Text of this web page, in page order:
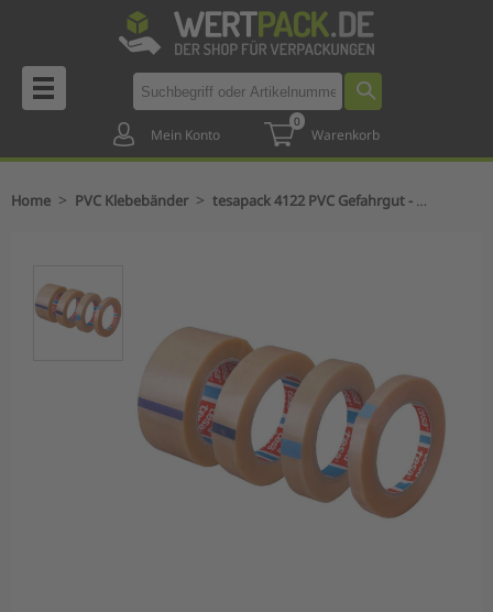
Mein Konto
0
Warenkorb
Home > PVC Klebebänder > tesapack 4122 PVC Gefahrgut - Verpackungsklebeband